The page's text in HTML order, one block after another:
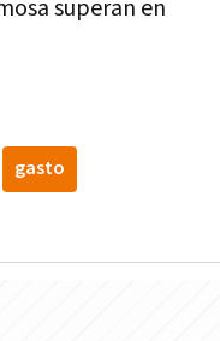
superan en
gasto